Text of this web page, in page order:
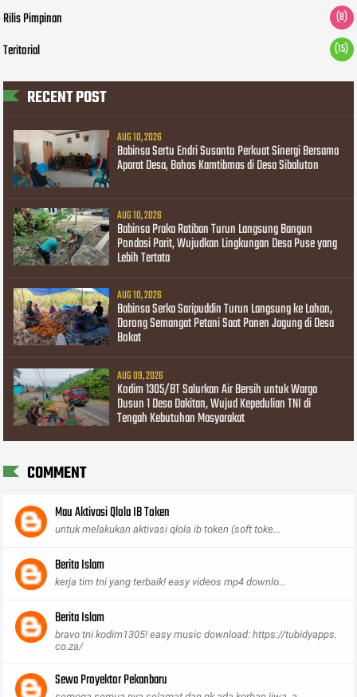
Rilis Pimpinan (8)
Teritorial (15)
RECENT POST
AUG 10, 2026
Babinsa Sertu Endri Susanto Perkuat Sinergi Bersama
Aparat Desa, Bahas Kamtibmas di Desa Sibaluton
AUG 10, 2026
Babinsa Praka Ratiban Turun Langsung Bangun
Pondasi Parit, Wujudkan Lingkungan Desa Puse yang
Lebih Tertata
AUG 10, 2026
Babinsa Serka Saripuddin Turun Langsung ke Lahan,
Dorong Semangat Petani Saat Panen Jagung di Desa
Bokat
AUG 09, 2026
Kodim 1305/BT Salurkan Air Bersih untuk Warga
Dusun 1 Desa Dakitan, Wujud Kepedulian TNI di
Tengah Kebutuhan Masyarakat
COMMENT
Mau Aktivasi Qlola IB Token
untuk melakukan aktivasi qlola ib token (soft toke...
Berita Islam
kerja tim tni yang terbaik! easy videos mp4 downlo...
Berita Islam
bravo tni kodim1305! easy music download: https://tubidyapps.
co.za/
Sewa Proyektor Pekanbaru